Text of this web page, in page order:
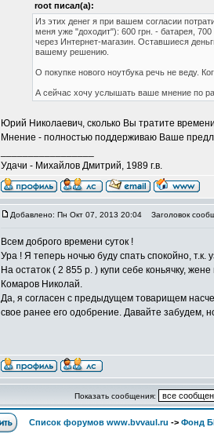
root писал(а):
Из этих денег я при вашем согласии
меня уже "доходит"): 600 грн. - батарея,
через Интернет-магазин. Оставшиеся
вашему решению.
О покупке нового ноутбука речь не веду.
А сейчас хочу услышать ваше мнение по
Юрий Николаевич, сколько Вы тратите
Мнение - полностью поддерживаю Ваше
Удачи - Михайлов Дмитрий, 1989 г.в.
Добавлено: Пн Окт 07, 2013 20:04 Заголовок
Всем доброго времени суток !
Ура ! Я теперь ночью буду спать спокойно,
На остаток ( 2 855 р. ) купи себе коньячку,
Комаров Николай.
Да, я согласен с предыдущем товарищем
свое ранее его одобрение. Давайте забудем,
Показать сообщения:
Список форумов www.bvvaul.ru -> Фонд